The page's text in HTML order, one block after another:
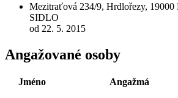
Mezitraťová 234/9, Hrdlořezy, 19000
SIDLO
od 22. 5. 2015
Angažované osoby
Jméno Angažmá